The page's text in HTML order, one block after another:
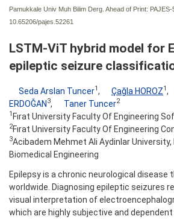
Pamukkale Univ Muh Bilim Derg. Ahead of Print:
10.65206/pajes.52261
LSTM-ViT hybrid model for
epileptic seizure
Seda Arslan Tuncer1 , Çağla HOROZ1 ,
ERDOĞAN 3, Taner Tuncer2
1 Fırat University Faculty Of Engineering
2Fırat University Faculty Of Engineering
3Acibadem Mehmet Ali Aydinlar
Biomedical Engineering
Epilepsy is a chronic neurological
worldwide. Diagnosing epileptic seizures
visual interpretation of
which are highly subjective and